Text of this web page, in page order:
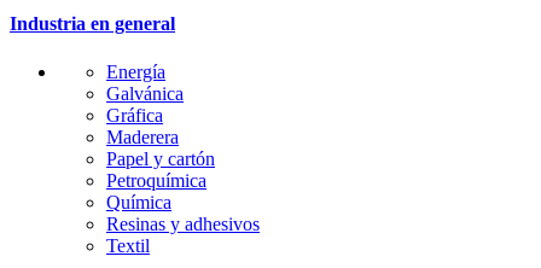
Industria en general
Energía
Galvánica
Gráfica
Maderera
Papel y cartón
Petroquímica
Química
Resinas y adhesivos
Textil